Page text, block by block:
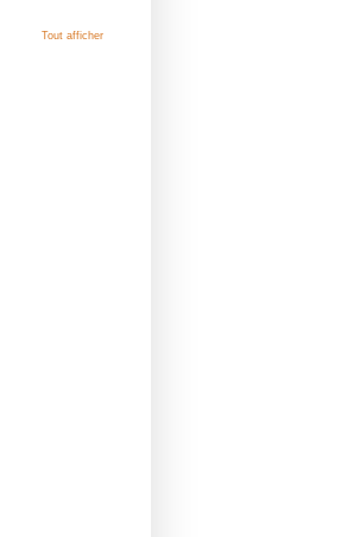
Tout afficher